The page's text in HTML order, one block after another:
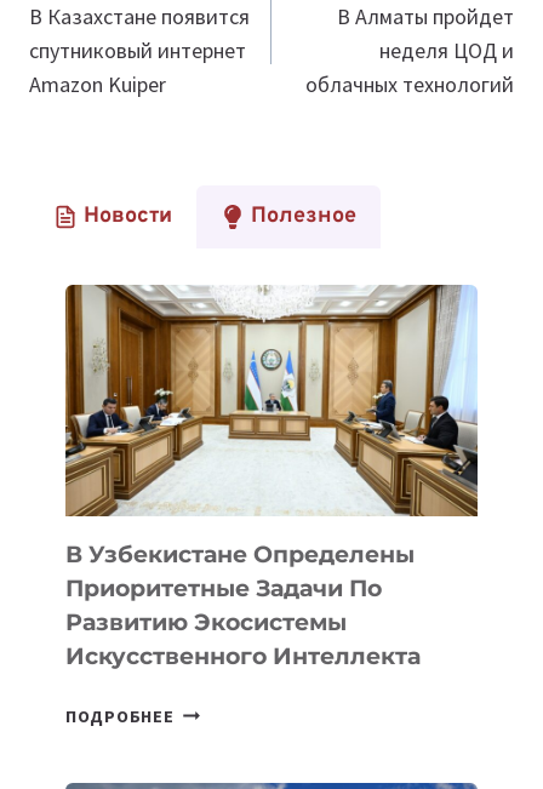
по
записям
В Казахстане появится
спутниковый интернет
Amazon Kuiper
В Алматы пройдет
неделя ЦОД и
облачных технологий
Новости Полезное
В Узбекистане Определены
Приоритетные Задачи По
Развитию Экосистемы
Искусственного Интеллекта
ПОДРОБНЕЕ В